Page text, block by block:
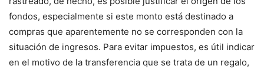
fondos, especialmente si este monto está destinado a
compras que aparentemente no se corresponden con la
situación de ingresos. Para evitar impuestos, es útil indicar
en el motivo de la transferencia que se trata de un regalo,